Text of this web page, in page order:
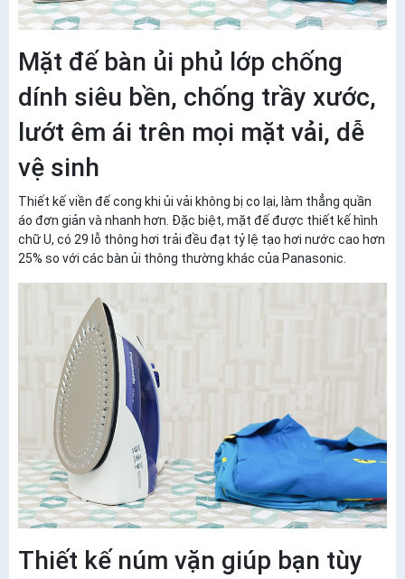
Mặt đế bàn ủi phủ lớp chống
dính siêu bền, chống trầy xước,
lướt êm ái trên mọi mặt vải, dễ
vệ sinh
Thiết kế viền đế cong khi ủi vải không bị co lại, làm thẳng quần
áo đơn giản và nhanh hơn. Đặc biệt, mặt đế được thiết kế hình
chữ U, có 29 lỗ thông hơi trải đều đạt tỷ lệ tạo hơi nước cao hơn
25% so với các bàn ủi thông thường khác của Panasonic.
Thiết kế núm vặn giúp bạn tùy